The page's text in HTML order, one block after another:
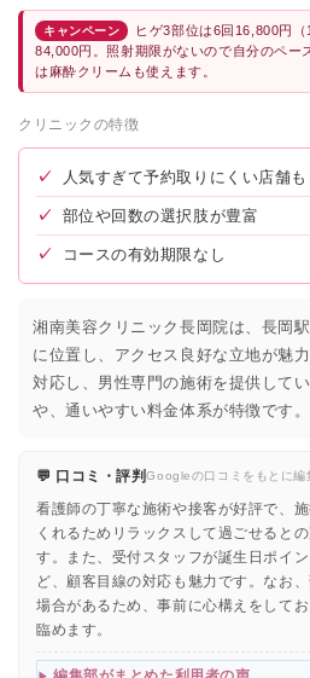
キャンペーン
ヒゲ3部位は6回16,800円
84,000円。照射期限がないので自分のペー
は麻酔クリームも使えます。
クリニックの特徴
✓ 人気すぎて予約取りにくい店舗も
✓ 部位や回数の選択肢が豊富
✓ コースの有効期限なし
湘南美容クリニック長岡院は、長岡
に位置し、アクセス良好な立地が魅
対応し、男性専門の施術を提供して
や、通いやすい料金体系が特徴です。
💬 口コミ・評判Googleの口コミをもとに編
看護師の丁寧な施術や接客が好評で、
くれるためリラックスして過ごせると
す。また、受付スタッフが誕生日ポイ
ど、顧客目線の対応も魅力です。なお
場合があるため、事前に心構えをして
臨めます。